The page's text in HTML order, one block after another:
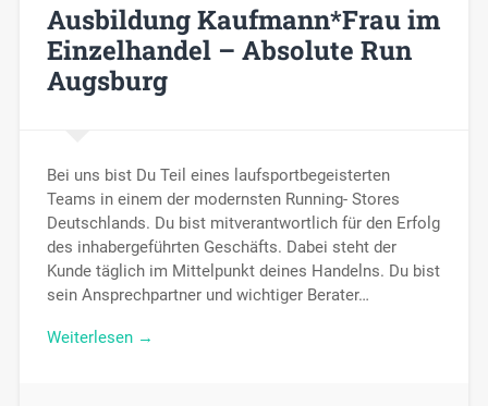
Ausbildung Kaufmann*Frau im
Einzelhandel – Absolute Run
Augsburg
Bei uns bist Du Teil eines laufsportbegeisterten
Teams in einem der modernsten Running- Stores
Deutschlands. Du bist mitverantwortlich für den Erfolg
des inhabergeführten Geschäfts. Dabei steht der
Kunde täglich im Mittelpunkt deines Handelns. Du bist
sein Ansprechpartner und wichtiger Berater…
Weiterlesen →